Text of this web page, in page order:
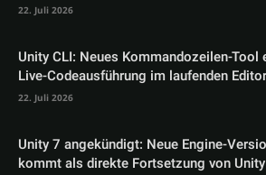
22. Juli 2026
Unity CLI: Neues Kommandozeilen-Tool
Live-Codeausführung im laufenden Editor
22. Juli 2026
Unity 7 angekündigt: Neue Engine-
kommt als direkte Fortsetzung von